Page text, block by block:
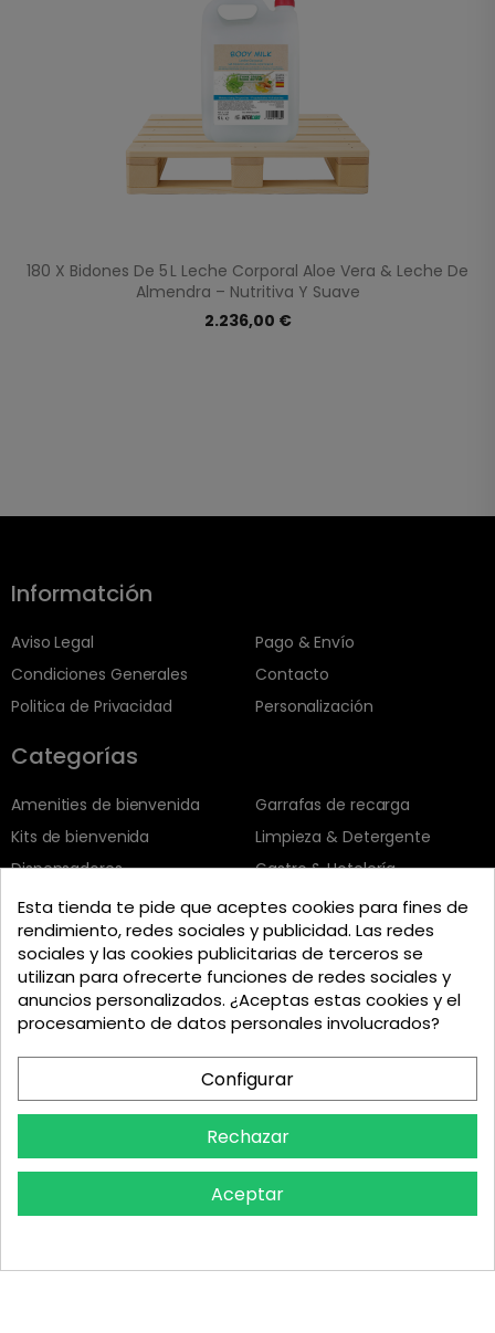
180 X Bidones De 5 L Leche Corporal Aloe Vera & Leche De
Almendra – Nutritiva Y Suave
2.236,00 €
Informatción
Aviso Legal
Condiciones Generales
Politica de Privacidad
Pago & Envío
Contacto
Personalización
Categorías
Amenities de bienvenida
Kits de bienvenida
Dispensadores
Garrafas de recarga
Limpieza & Detergente
Gastro & Hotelería
Somos mayoristas
Somos un mayorista especializado y vendemos
exclusivamente a empresas y profesionales (B2B).No
vendemos a particulares y no hay derecho de
devolución.
Nuestro partner en Alemania:Top Amenities
Kontakt
Intercabo Soluciones S.L.
Tel: +34 644 902 406
Esta tienda te pide que aceptes cookies para fines de
rendimiento, redes sociales y publicidad. Las redes
sociales y las cookies publicitarias de terceros se
utilizan para ofrecerte funciones de redes sociales y
anuncios personalizados. ¿Aceptas estas cookies y el
procesamiento de datos personales involucrados?
Configurar
Rechazar
Aceptar